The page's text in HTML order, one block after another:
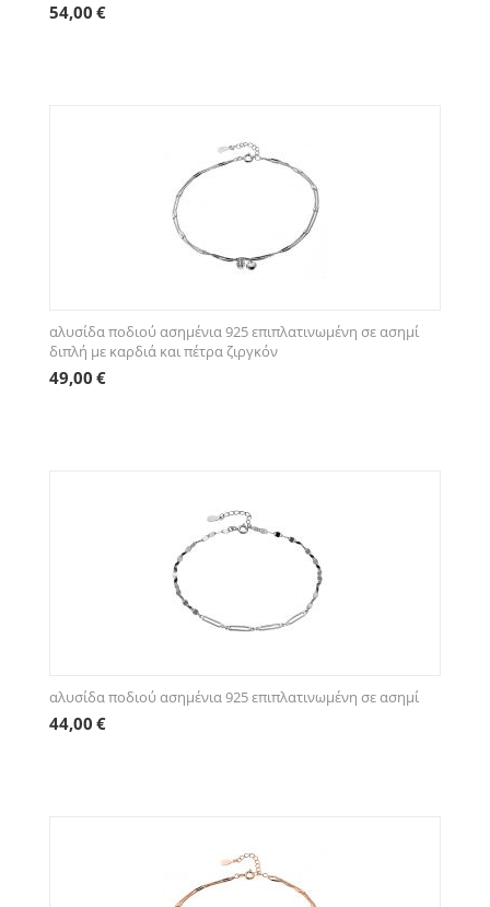
54,00 €
αλυσίδα ποδιού ασημένια 925 επιπλατινωμένη σε ασημί
διπλή με καρδιά και πέτρα ζιργκόν
49,00 €
αλυσίδα ποδιού ασημένια 925 επιπλατινωμένη σε ασημί
44,00 €